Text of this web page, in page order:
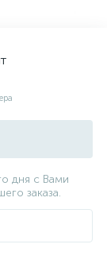
дня с Вами
заказа.